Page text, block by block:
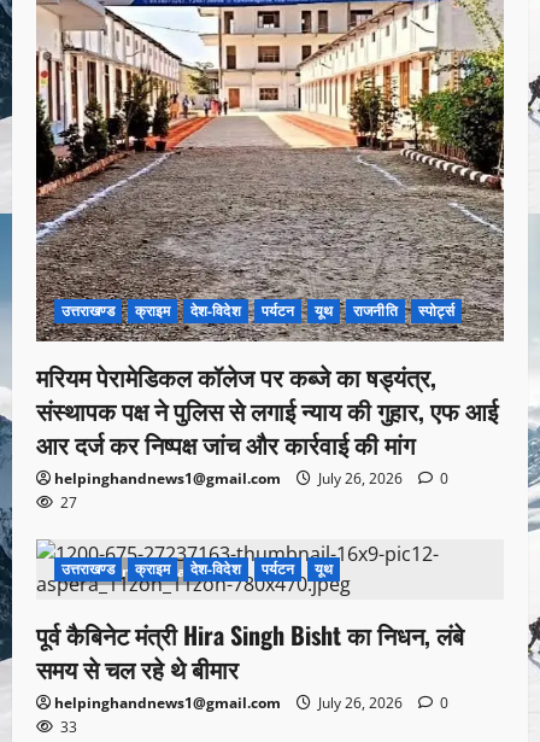
उत्तराखण्ड क्राइम देश-विदेश पर्यटन यूथ राजनीति स्पोर्ट्स
मरियम पेरामेडिकल कॉलेज पर कब्जे का षड्यंत्र,
संस्थापक पक्ष ने पुलिस से लगाई न्याय की गुहार, एफ आई
आर दर्ज कर निष्पक्ष जांच और कार्रवाई की मांग
helpinghandnews1@gmail.com July 26, 2026
0
27
1 minute read
उत्तराखण्ड क्राइम देश-विदेश पर्यटन यूथ
पूर्व कैबिनेट मंत्री Hira Singh Bisht का निधन, लंबे
समय से चल रहे थे बीमार
helpinghandnews1@gmail.com July 26, 2026
0
33